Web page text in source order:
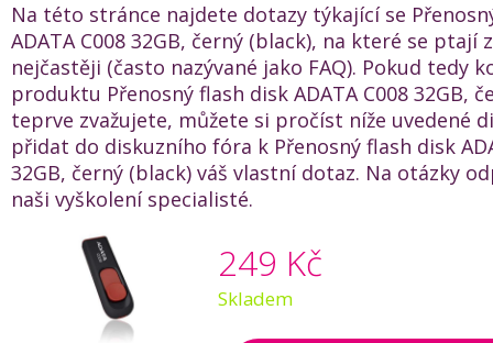
Na této stránce najdete dotazy týkající se
ADATA C008 32GB, černý (black), na které se ptají
nejčastěji (často nazývané jako FAQ). Pokud tedy
produktu Přenosný flash disk ADATA C008 32GB,
teprve zvažujete, můžete si pročíst níže uvedené
přidat do diskuzního fóra k Přenosný flash disk
32GB, černý (black) váš vlastní dotaz. Na otázky
naši vyškolení specialisté.
249 Kč
Skladem